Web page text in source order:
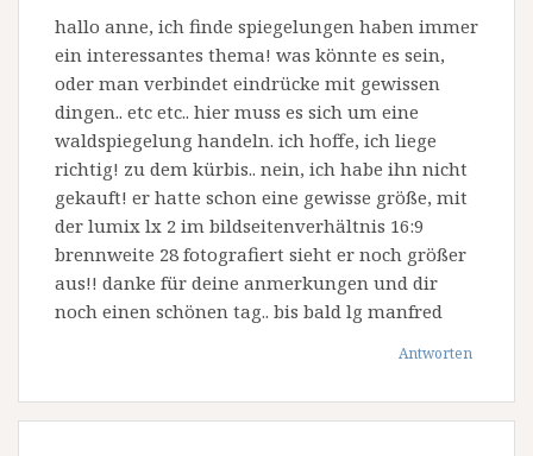
hallo anne, ich finde spiegelungen haben immer
ein interessantes thema! was könnte es sein,
oder man verbindet eindrücke mit gewissen
dingen.. etc etc.. hier muss es sich um eine
waldspiegelung handeln. ich hoffe, ich liege
richtig! zu dem kürbis.. nein, ich habe ihn nicht
gekauft! er hatte schon eine gewisse größe, mit
der lumix lx 2 im bildseitenverhältnis 16:9
brennweite 28 fotografiert sieht er noch größer
aus!! danke für deine anmerkungen und dir
noch einen schönen tag.. bis bald lg manfred
Antworten